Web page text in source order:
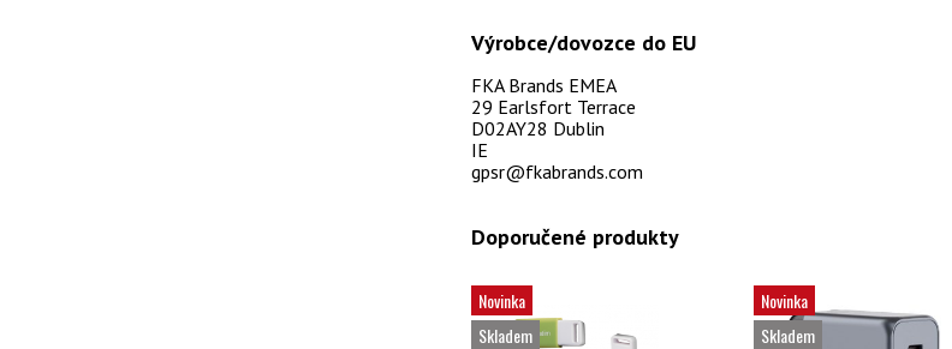
Výrobce/dovozce do EU
FKA Brands EMEA
29 Earlsfort Terrace
D02AY28 Dublin
IE
gpsr@fkabrands.com
Doporučené produkty
Novinka
Skladem
Novinka
Skladem